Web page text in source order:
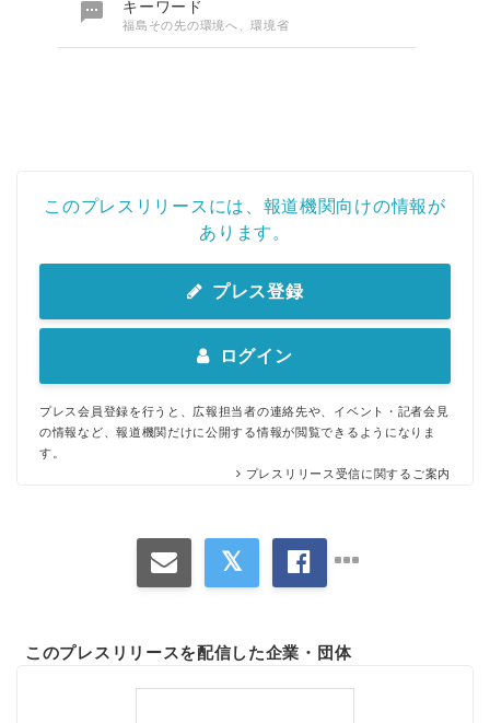
 キーワード
福島その先の環境へ、環境省
このプレスリリースには、報道機関向けの情報が
あります。
プレス登録
ログイン
プレス会員登録を行うと、広報担当者の連絡先や、イベント・記者会見
の情報など、報道機関だけに公開する情報が閲覧できるようになりま
す。
プレスリリース受信に関するご案内
このプレスリリースを配信した企業・団体
English